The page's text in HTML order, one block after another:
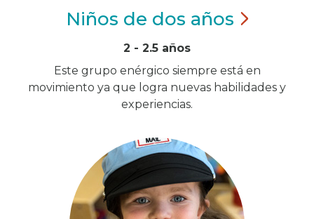
Niños de dos años
2 - 2.5 años
Este grupo enérgico siempre está en
movimiento ya que logra nuevas habilidades y
experiencias.